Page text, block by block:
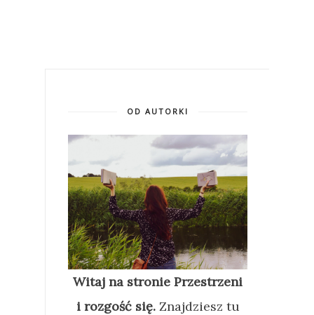
OD AUTORKI
Witaj na stronie Przestrzeni
i rozgość się. Znajdziesz tu